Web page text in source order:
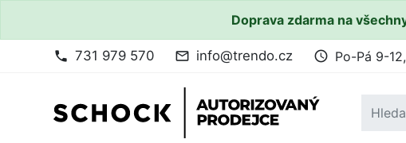
Doprava zdarma na
phone 731 979 570 mail_outline info@trendo.cz access_time Po-Pá 9-